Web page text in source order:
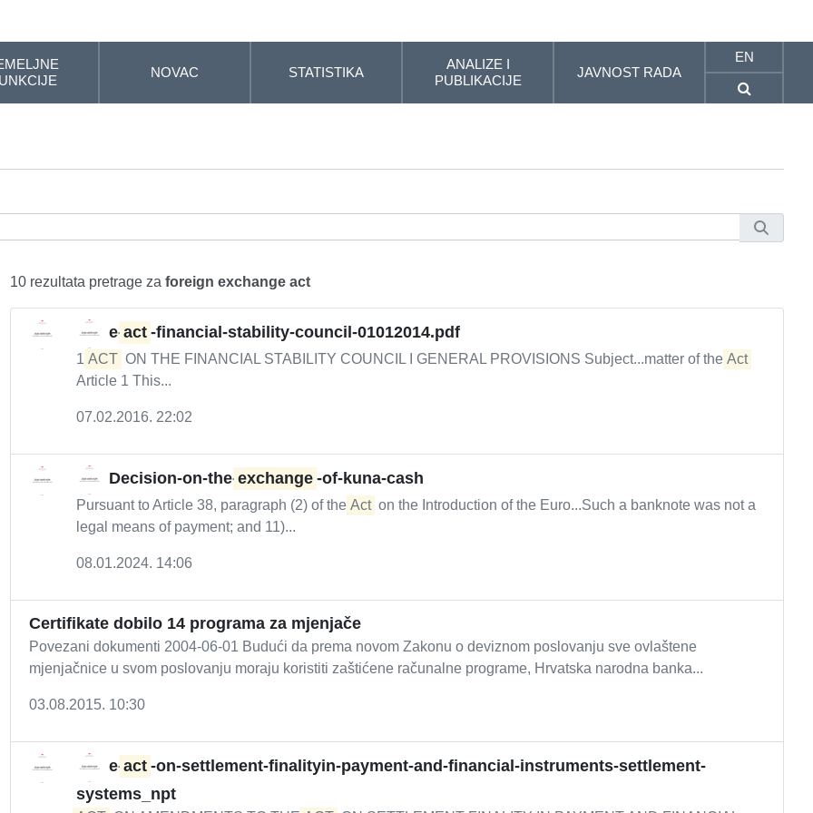
NOVAC STATISTIKA
ANALIZE I
PUBLIKACIJE
JAVNOST RADA
EN
10 rezultata pretrage za foreign exchange act
e- act -financial-stability-council-01012014.pdf
1 ACT ON THE FINANCIAL STABILITY COUNCIL I GENERAL PROVISIONS Subject...matter of the Act
Article 1 This...
07.02.2016. 22:02
Decision-on-the- exchange -of-kuna-cash
Pursuant to Article 38, paragraph (2) of the Act on the Introduction of the Euro...Such a banknote was not a
legal means of payment; and 11)...
08.01.2024. 14:06
Certifikate dobilo 14 programa za mjenjače
Povezani dokumenti 2004-06-01 Budući da prema novom Zakonu o deviznom poslovanju sve ovlaštene
mjenjačnice u svom poslovanju moraju koristiti zaštićene računalne programe, Hrvatska narodna banka...
03.08.2015. 10:30
e- act -on-settlement-finalityin-payment-and-financial-instruments-settlement-
systems_npt